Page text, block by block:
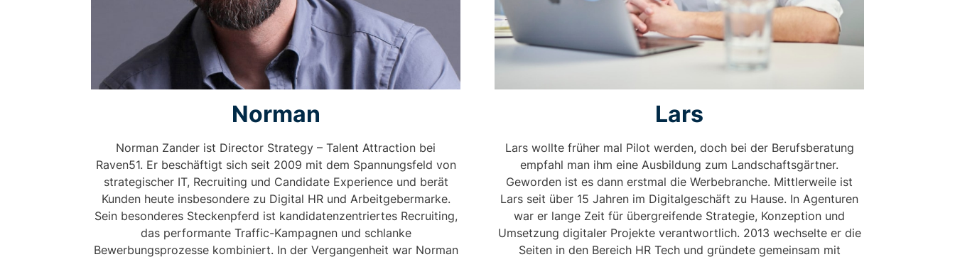
Norman
Norman Zander ist Director Strategy – Talent Attraction bei
Raven51. Er beschäftigt sich seit 2009 mit dem Spannungsfeld von
strategischer IT, Recruiting und Candidate Experience und berät
Kunden heute insbesondere zu Digital HR und Arbeitgebermarke.
Sein besonderes Steckenpferd ist kandidatenzentriertes Recruiting,
das performante Traffic-Kampagnen und schlanke
Bewerbungsprozesse kombiniert. In der Vergangenheit war Norman
Lars
Lars wollte früher mal Pilot werden, doch bei der Berufsberatung
empfahl man ihm eine Ausbildung zum Landschaftsgärtner.
Geworden ist es dann erstmal die Werbebranche. Mittlerweile ist
Lars seit über 15 Jahren im Digitalgeschäft zu Hause. In Agenturen
war er lange Zeit für übergreifende Strategie, Konzeption und
Umsetzung digitaler Projekte verantwortlich. 2013 wechselte er die
Seiten in den Bereich HR Tech und gründete gemeinsam mit